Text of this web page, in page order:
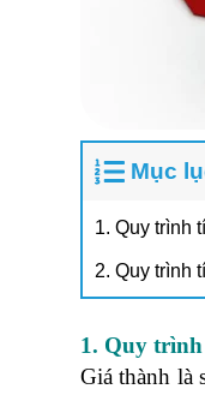
Mục
1. Quy trình
2. Quy trình
1. Quy
Giá thành là